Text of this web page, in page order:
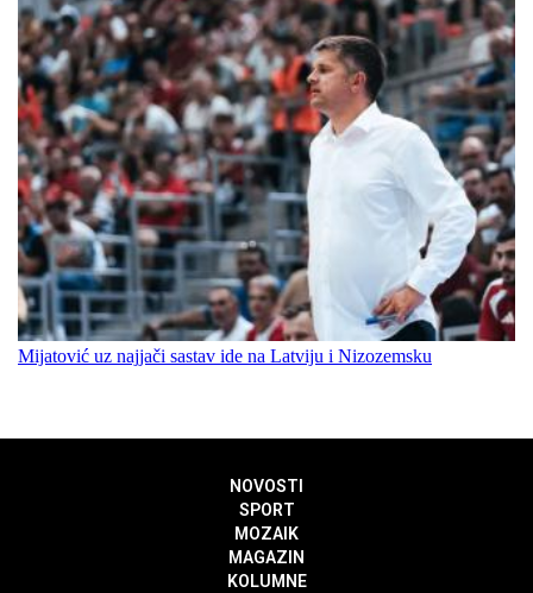
Mijatović uz najjači sastav ide na Latviju i Nizozemsku
NOVOSTI
SPORT
MOZAIK
MAGAZIN
KOLUMNE